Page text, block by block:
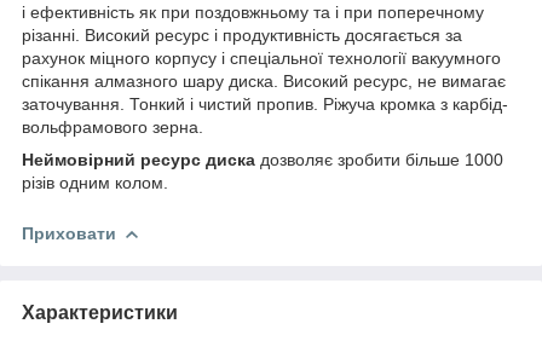
і ефективність як при поздовжньому та і при поперечному
різанні. Високий ресурс і продуктивність досягається за
рахунок міцного корпусу і спеціальної технології вакуумного
спікання алмазного шару диска. Високий ресурс, не вимагає
заточування. Тонкий і чистий пропив. Ріжуча кромка з карбід-
вольфрамового зерна.
Неймовірний ресурс диска дозволяє зробити більше 1000
різів одним колом.
Приховати
Характеристики